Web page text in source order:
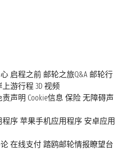
启程之前 邮轮之旅Q&A 邮轮行
上游行程 3D 视频
责声明 Cookie信息 保险 无障碍声
程序 苹果手机应用程序 安卓应用
在线支付 踏鸥邮轮情报瞭望台